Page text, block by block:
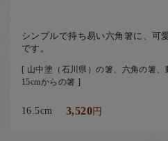
シンプルで持ち易い六角箸に、可
です。
[ 山中塗（石川県）の箸、六角の箸、
15cmからの箸 ]
16.5cm 3,520円